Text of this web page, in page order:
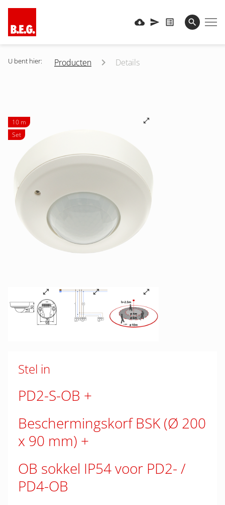
U bent hier: Producten Details
10 m
Set
Stel in
PD2-S-OB
Beschermingskorf BSK (Ø 200
x 90 mm)
OB sokkel IP54 voor PD2- /
PD4-OB